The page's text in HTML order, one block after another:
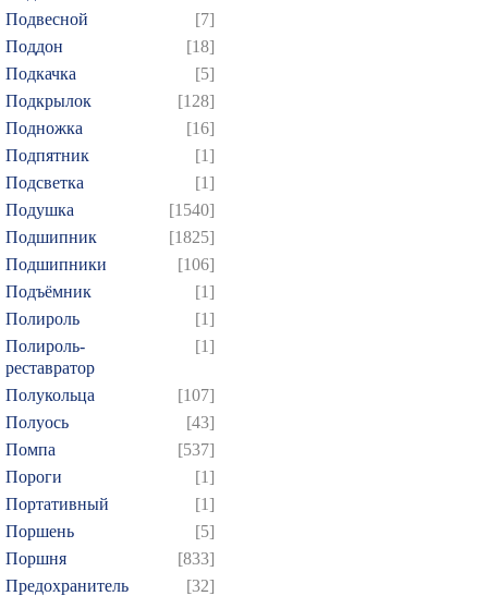
Подвесной
[7]
Поддон
[18]
Подкачка
[5]
Подкрылок
[128]
Подножка
[16]
Подпятник
[1]
Подсветка
[1]
Подушка
[1540]
Подшипник
[1825]
Подшипники
[106]
Подъёмник
[1]
Полироль
[1]
Полироль-
реставратор
[1]
Полукольца
[107]
Полуось
[43]
Помпа
[537]
Пороги
[1]
Портативный
[1]
Поршень
[5]
Поршня
[833]
Предохранитель
[32]